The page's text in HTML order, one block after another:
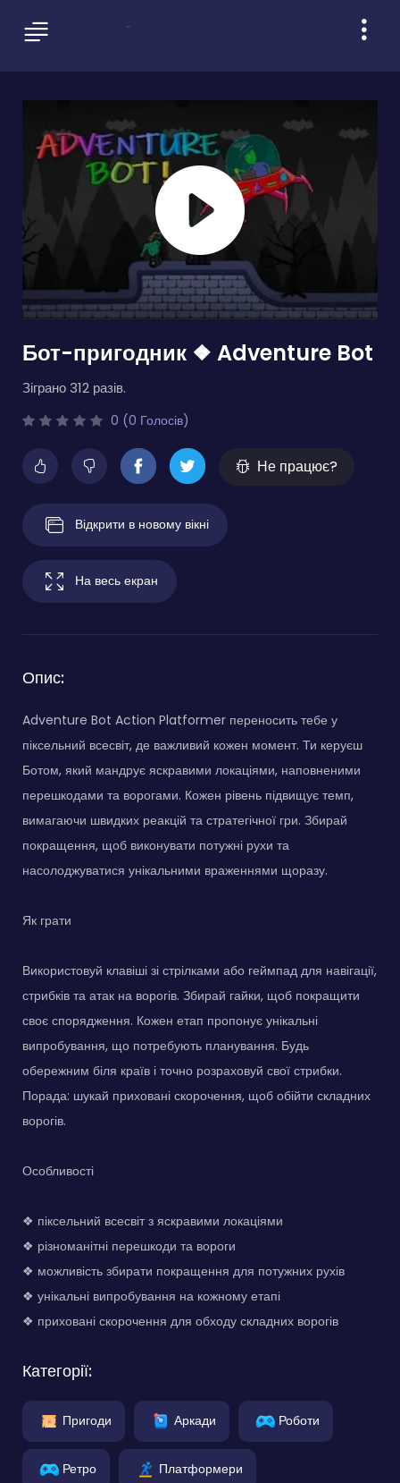
Бот-пригодник ❖ Adventure Bot
Зіграно 312 разів.
0 (0 Голосів)
Не працює?
Відкрити в новому вікні
На весь екран
Опис:
Adventure Bot Action Platformer переносить тебе у
піксельний всесвіт, де важливий кожен момент. Ти керуєш
Ботом, який мандрує яскравими локаціями, наповненими
перешкодами та ворогами. Кожен рівень підвищує темп,
вимагаючи швидких реакцій та стратегічної гри. Збирай
покращення, щоб виконувати потужні рухи та
насолоджуватися унікальними враженнями щоразу.
Як грати
Використовуй клавіші зі стрілками або геймпад для навігації,
стрибків та атак на ворогів. Збирай гайки, щоб покращити
своє спорядження. Кожен етап пропонує унікальні
випробування, що потребують планування. Будь
обережним біля країв і точно розраховуй свої стрибки.
Порада: шукай приховані скорочення, щоб обійти складних
ворогів.
Особливості
❖ піксельний всесвіт з яскравими локаціями
❖ різноманітні перешкоди та вороги
❖ можливість збирати покращення для потужних рухів
❖ унікальні випробування на кожному етапі
❖ приховані скорочення для обходу складних ворогів
Категорії:
Пригоди Аркади Роботи
Ретро Платформери